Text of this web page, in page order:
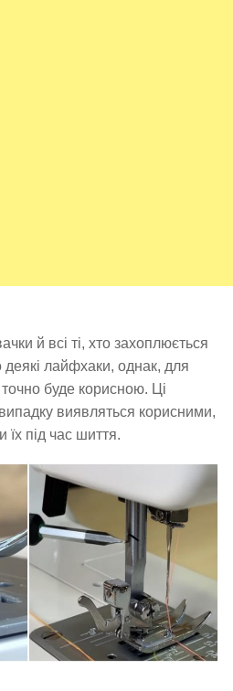
й всі ті, хто захоплюється
лайфхаки, однак, для
буде корисною. Ці
виявляться корисними,
їх під час шиття.